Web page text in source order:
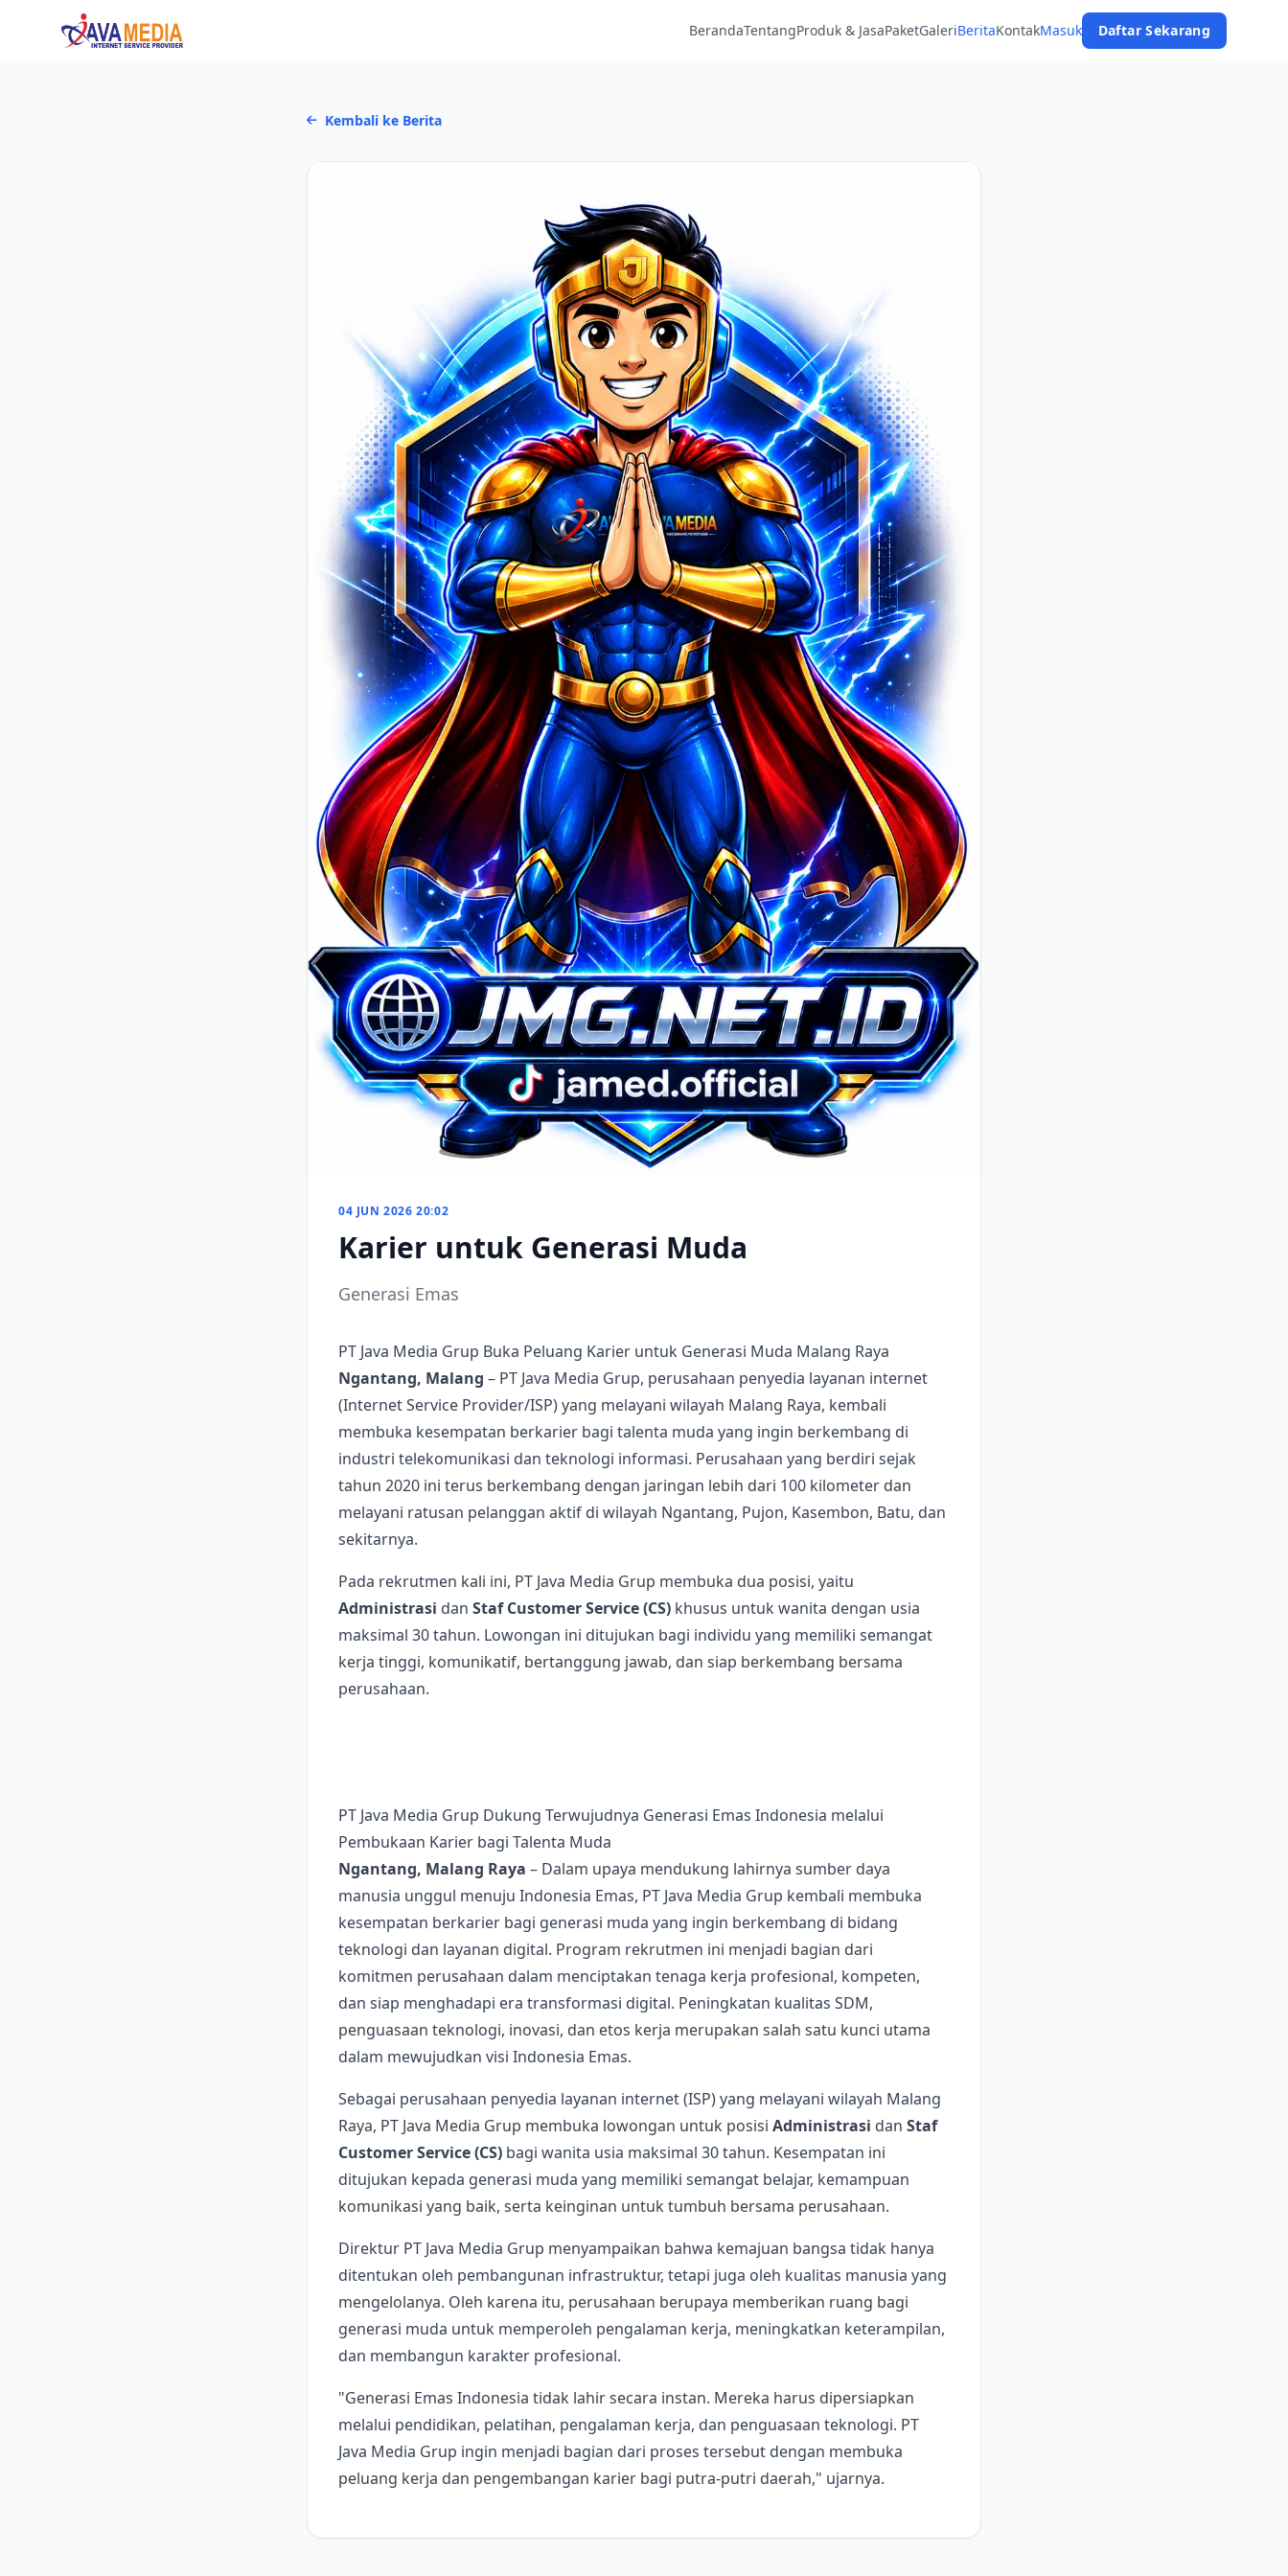
Java Media Grup BerandaTentangProduk & JasaPaketGaleriBeritaKontakMasuk Daftar Sekarang
Kembali ke Berita
04 JUN 2026 20:02
Karier untuk Generasi Muda
Generasi Emas
PT Java Media Grup Buka Peluang Karier untuk Generasi Muda Malang Raya
Ngantang, Malang – PT Java Media Grup, perusahaan penyedia layanan internet
(Internet Service Provider/ISP) yang melayani wilayah Malang Raya, kembali
membuka kesempatan berkarier bagi talenta muda yang ingin berkembang di
industri telekomunikasi dan teknologi informasi. Perusahaan yang berdiri sejak
tahun 2020 ini terus berkembang dengan jaringan lebih dari 100 kilometer dan
melayani ratusan pelanggan aktif di wilayah Ngantang, Pujon, Kasembon, Batu, dan
sekitarnya.
Pada rekrutmen kali ini, PT Java Media Grup membuka dua posisi, yaitu
Administrasi dan Staf Customer Service (CS) khusus untuk wanita dengan usia
maksimal 30 tahun. Lowongan ini ditujukan bagi individu yang memiliki semangat
kerja tinggi, komunikatif, bertanggung jawab, dan siap berkembang bersama
perusahaan.
PT Java Media Grup Dukung Terwujudnya Generasi Emas Indonesia melalui
Pembukaan Karier bagi Talenta Muda
Ngantang, Malang Raya – Dalam upaya mendukung lahirnya sumber daya
manusia unggul menuju Indonesia Emas, PT Java Media Grup kembali membuka
kesempatan berkarier bagi generasi muda yang ingin berkembang di bidang
teknologi dan layanan digital. Program rekrutmen ini menjadi bagian dari
komitmen perusahaan dalam menciptakan tenaga kerja profesional, kompeten,
dan siap menghadapi era transformasi digital. Peningkatan kualitas SDM,
penguasaan teknologi, inovasi, dan etos kerja merupakan salah satu kunci utama
dalam mewujudkan visi Indonesia Emas.
Sebagai perusahaan penyedia layanan internet (ISP) yang melayani wilayah Malang
Raya, PT Java Media Grup membuka lowongan untuk posisi Administrasi dan Staf
Customer Service (CS) bagi wanita usia maksimal 30 tahun. Kesempatan ini
ditujukan kepada generasi muda yang memiliki semangat belajar, kemampuan
komunikasi yang baik, serta keinginan untuk tumbuh bersama perusahaan.
Direktur PT Java Media Grup menyampaikan bahwa kemajuan bangsa tidak hanya
ditentukan oleh pembangunan infrastruktur, tetapi juga oleh kualitas manusia yang
mengelolanya. Oleh karena itu, perusahaan berupaya memberikan ruang bagi
generasi muda untuk memperoleh pengalaman kerja, meningkatkan keterampilan,
dan membangun karakter profesional.
"Generasi Emas Indonesia tidak lahir secara instan. Mereka harus dipersiapkan
melalui pendidikan, pelatihan, pengalaman kerja, dan penguasaan teknologi. PT
Java Media Grup ingin menjadi bagian dari proses tersebut dengan membuka
peluang kerja dan pengembangan karier bagi putra-putri daerah," ujarnya.